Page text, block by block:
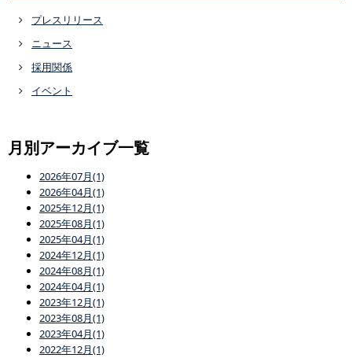
プレスリリース
ニュース
採用関係
イベント
月別アーカイブ一覧
2026年07月(1)
2026年04月(1)
2025年12月(1)
2025年08月(1)
2025年04月(1)
2024年12月(1)
2024年08月(1)
2024年04月(1)
2023年12月(1)
2023年08月(1)
2023年04月(1)
2022年12月(1)